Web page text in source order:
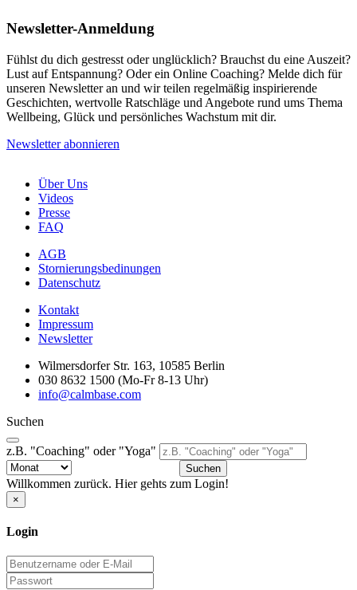
Newsletter-Anmeldung
Fühlst du dich gestresst oder unglücklich? Brauchst du eine Auszeit?
Lust auf Entspannung? Oder ein Online Coaching? Melde dich für
unseren Newsletter an und wir teilen regelmäßig inspirierende
Geschichten, wertvolle Ratschläge und Angebote rund ums Thema
Wellbeing, Glück und persönliches Wachstum mit dir.
Newsletter abonnieren
Über Uns
Videos
Presse
FAQ
AGB
Stornierungsbedinungen
Datenschutz
Kontakt
Impressum
Newsletter
Wilmersdorfer Str. 163, 10585 Berlin
030 8632 1500 (Mo-Fr 8-13 Uhr)
info@calmbase.com
Suchen
z.B. "Coaching" oder "Yoga"
Suchen
Willkommen zurück. Hier gehts zum Login!
×
Login